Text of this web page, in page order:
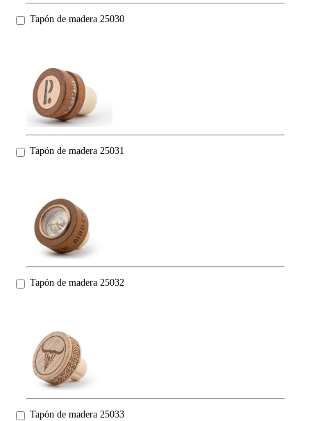
Tapón de madera 25030
Tapón de madera 25031
Tapón de madera 25032
Tapón de madera 25033